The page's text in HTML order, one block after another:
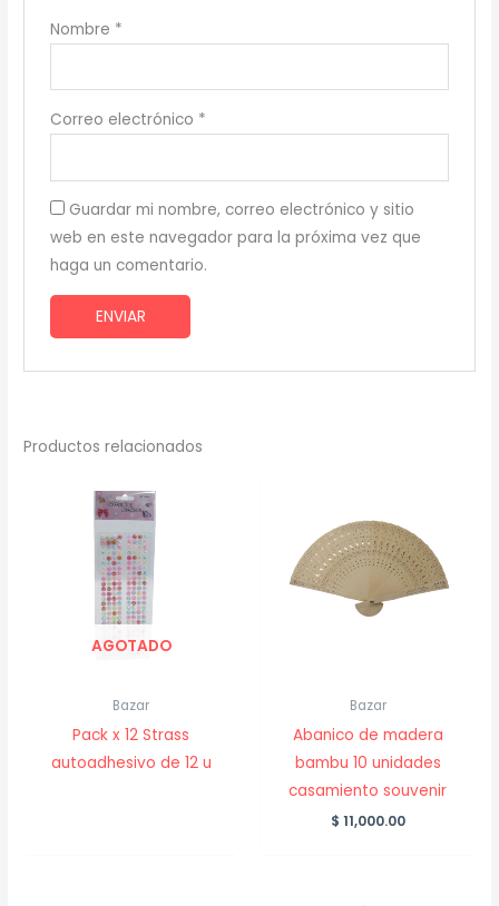
Nombre *
Correo electrónico *
Guardar mi nombre, correo electrónico y sitio
web en este navegador para la próxima vez que
haga un comentario.
Productos relacionados
AGOTADO
Bazar
Pack x 12 Strass
autoadhesivo de 12 u
Bazar
Abanico de madera
bambu 10 unidades
casamiento souvenir
$ 11,000.00